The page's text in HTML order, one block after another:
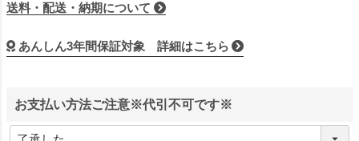
送料・配送・納期について
あんしん3年間保証対象 詳細はこちら
お支払い方法ご注意※代引不可です※